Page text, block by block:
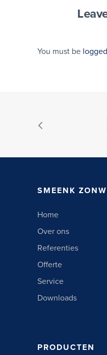
You must be
SMEENK
Home
Over ons
Referenties
Offerte
Service
Downloads
PRODUCTEN